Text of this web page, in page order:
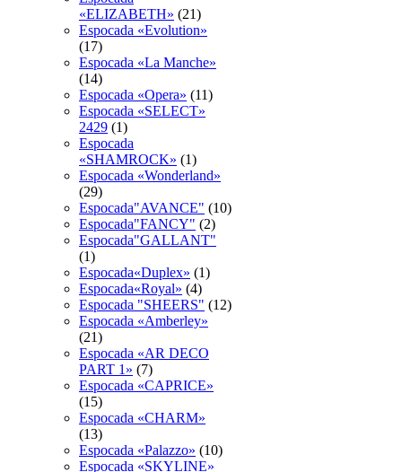
«ELIZABETH» (21)
Espocada «Evolution»
(17)
Espocada «La Manche»
(14)
Espocada «Opera» (11)
Espocada «SELECT»
2429 (1)
Espocada
«SHAMROCK» (1)
Espocada «Wonderland»
(29)
Espocada"AVANCE" (10)
Espocada"FANCY" (2)
Espocada"GALLANT"
(1)
Espocada«Duplex» (1)
Espocada«Royal» (4)
Espocadа "SHEERS" (12)
Espocadа «Amberley»
(21)
Espocadа «AR DECO
PART 1» (7)
Espocadа «CAPRICE»
(15)
Espocadа «CHARM»
(13)
Espocadа «Palazzo» (10)
Espocadа «SKYLINE»